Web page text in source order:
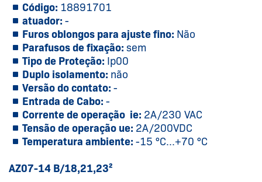
Código: 18891701
atuador: -
Furos oblongos para ajuste fino: Não
Parafusos de fixação: sem
Tipo de Proteção: Ip00
Duplo isolamento: não
Versão do contato: -
Entrada de Cabo: -
Corrente de operação ie: 2A/230 VAC
Tensão de operação ue: 2A/200VDC
Temperatura ambiente: -15 °C...+70 °C
AZ07-14 B/18,21,23²